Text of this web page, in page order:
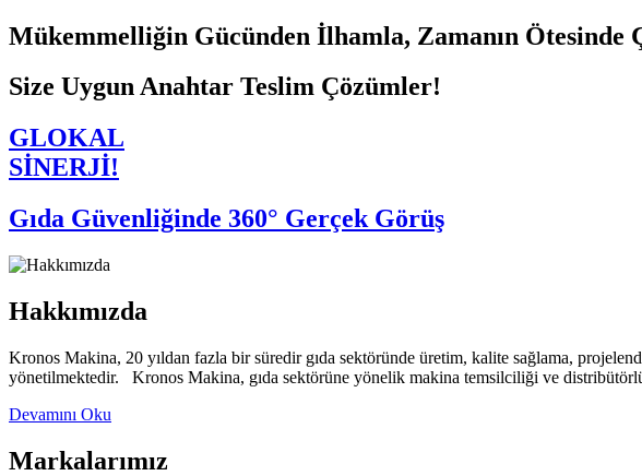
Mükemmelliğin Gücünden İlhamla, Zamanın Ötesinde
Size Uygun Anahtar Teslim Çözümler!
GLOKAL
SİNERJİ!
Gıda Güvenliğinde 360° Gerçek Görüş
Hakkımızda
Kronos Makina, 20 yıldan fazla bir süredir gıda sektöründe üretim, kalite sağlama,
yönetilmektedir. Kronos Makina, gıda sektörüne yönelik makina temsilciliği ve
Devamını Oku
Markalarımız